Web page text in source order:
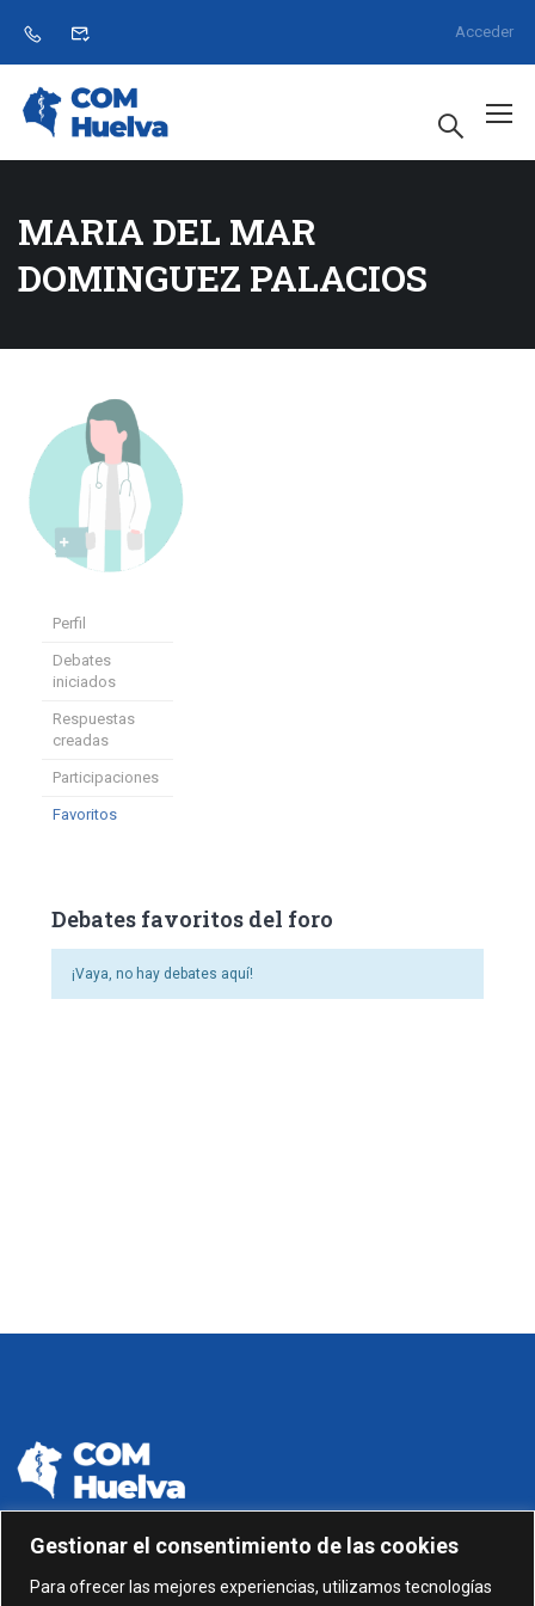
Gestionar el consentimiento de las cookies
Para ofrecer las mejores experiencias, utilizamos tecnologías
Acceder
MARIA DEL MAR
DOMINGUEZ PALACIOS
Perfil
Debates
iniciados
Respuestas
creadas
Participaciones
Favoritos
Debates favoritos del foro
¡Vaya, no hay debates aquí!